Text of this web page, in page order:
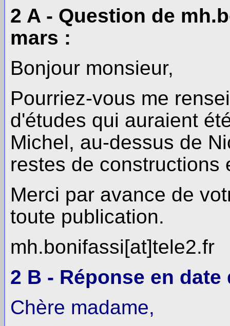
2 A - Question de
mars :
Bonjour monsieur,
Pourriez-vous me
d'études qui auraient
Michel, au-dessus de
restes de
Merci par avance de
toute publication.
mh.bonifassi[at]tele2.fr
2 B - Réponse en
Chère madame,